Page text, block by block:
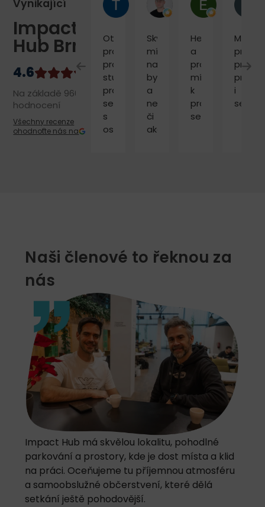
Vynikající
Impact
Hub Brno
Na základě 960
hodnocení
Všechny recenze
ohodnoťte nás na
Otevřený
prostor
pro
studium,
práci,
setkání
s
ostatními.
Skvělé
místo
na
byznys
a
networking
či
akce
Hezké
a
profi
místo
k
práci
setkávání.
pro
práci
i
Naši členové to řeknou za
nás
Impact Hub má skvělou lokalitu, pohodlné
parkování a prostory, kde je dost místa a klid
na práci. Oceňujeme tu příjemnou atmosféru
a samoobslužné občerstvení, které dělá
setkání ještě pohodovější.